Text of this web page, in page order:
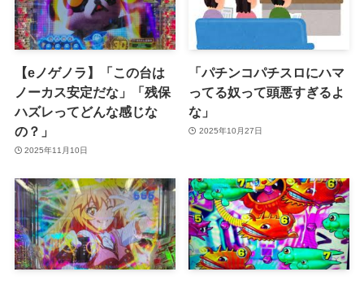
【eノゲノラ】「この台は
ノーカス安定だな」「残保
ハズレってどんな感じな
の？」
2025年11月10日
「パチンコパチスロにハマ
ってる奴って頭悪すぎるよ
な」
2025年10月27日